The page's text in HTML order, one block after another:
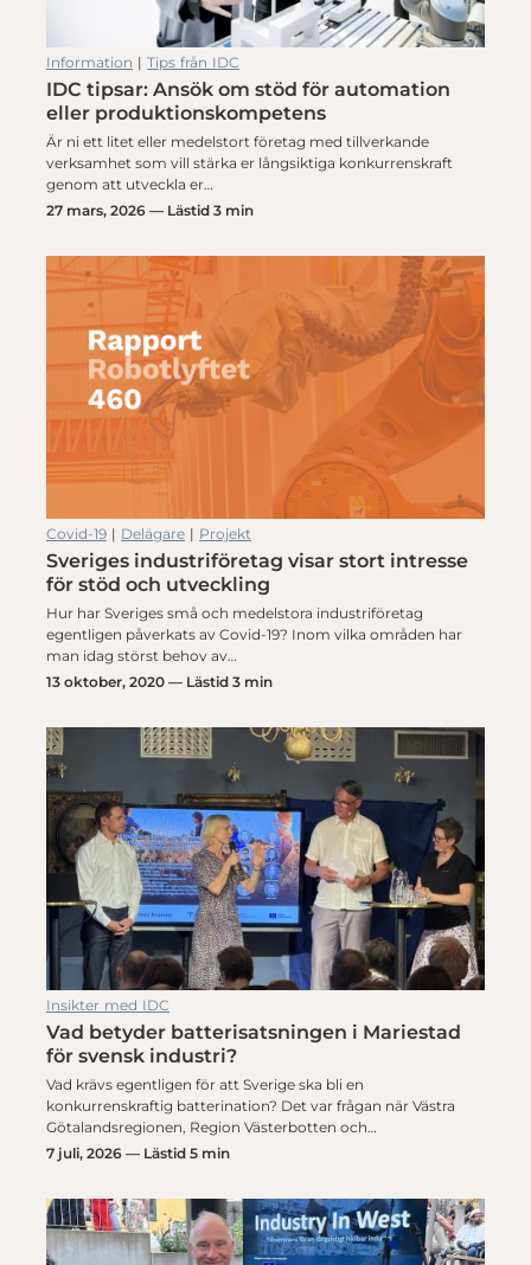
Information | Tips från IDC
IDC tipsar: Ansök om stöd för automation
eller produktionskompetens
Är ni ett litet eller medelstort företag med tillverkande
verksamhet som vill stärka er långsiktiga konkurrenskraft
genom att utveckla er…
27 mars, 2026 — Lästid 3 min
Covid-19 | Delägare | Projekt
Sveriges industriföretag visar stort intresse
för stöd och utveckling
Hur har Sveriges små och medelstora industriföretag
egentligen påverkats av Covid-19? Inom vilka områden har
man idag störst behov av…
13 oktober, 2020 — Lästid 3 min
Insikter med IDC
Vad betyder batterisatsningen i Mariestad
för svensk industri?
Vad krävs egentligen för att Sverige ska bli en
konkurrenskraftig batterination? Det var frågan när Västra
Götalandsregionen, Region Västerbotten och…
7 juli, 2026 — Lästid 5 min